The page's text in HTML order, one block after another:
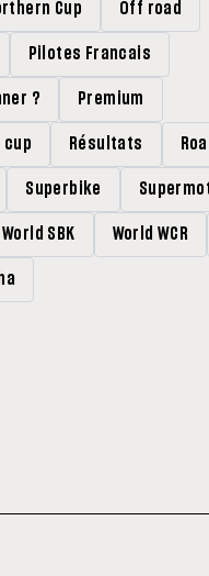
Cup Off road
Pilotes Francais
? Premium
cup Résultats
Superbike
World SBK World WCR